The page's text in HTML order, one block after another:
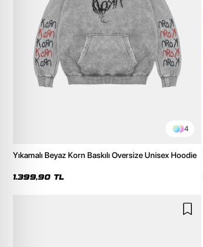
4
Yıkamalı Beyaz Korn Baskılı Oversize Unisex Hoodie
1.399,90 TL